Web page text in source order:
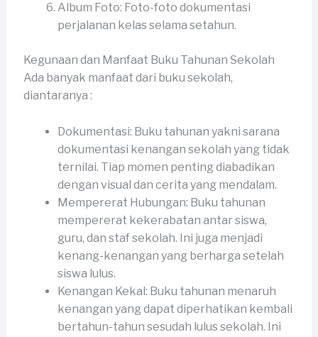
Album Foto: Foto-foto dokumentasi
perjalanan kelas selama setahun.
Kegunaan dan Manfaat Buku Tahunan Sekolah
Ada banyak manfaat dari buku sekolah,
diantaranya :
Dokumentasi: Buku tahunan yakni sarana
dokumentasi kenangan sekolah yang tidak
ternilai. Tiap momen penting diabadikan
dengan visual dan cerita yang mendalam.
Mempererat Hubungan: Buku tahunan
mempererat kekerabatan antar siswa,
guru, dan staf sekolah. Ini juga menjadi
kenang-kenangan yang berharga setelah
siswa lulus.
Kenangan Kekal: Buku tahunan menaruh
kenangan yang dapat diperhatikan kembali
bertahun-tahun sesudah lulus sekolah. Ini